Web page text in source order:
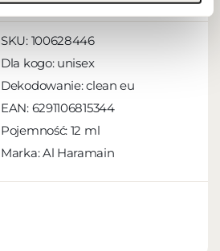
SKU: 100628446
Dla kogo: unisex
Dekodowanie:clean eu
EAN: 6291106815344
Pojemność: 12 ml
Marka: Al Haramain